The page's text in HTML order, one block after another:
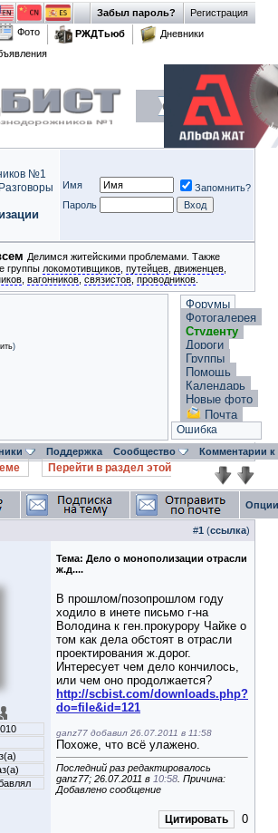
Регистрация
Забыл пароль?
Фото РЖДТьюб
Дневники
№1
Разговоры
Имя
Запомнить?
Пароль
Делимся житейскими проблемами. Также
группы локомотивщиков путейцев движенцев
вагонников связистов проводников
)
Форумы
Фотогалерея
Студенту
Дороги
Группы
Помощь
Календарь
Новые фото
Почта
Ошибка
Поддержка Сообщество Комментарии
Перейти в раздел этой
#1 (ссылка)
Тема: Дело о монополизации отрасли
ж.д....
В прошлом/позопрошлом году
ходило в инете письмо г-на
Володина к ген.прокурору Чайке о
том как дела обстоят в отрасли
проектирования ж.дорог.
Интересует чем дело кончилось,
или чем оно продолжается?
http://scbist.com/downloads.php?
do=file&id=121
ganz77 добавил 26.07.2011 в 11:58
Похоже, что всё улажено.
Последний раз редактировалось
ganz77; 26.07.2011 в 10:58 . Причина:
Добавлено сообщение
Цитировать 0